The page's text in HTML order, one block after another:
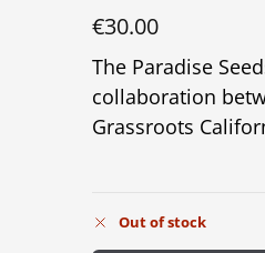
€30.00
The Paradise
collaboration
Grassroots
Out of stock